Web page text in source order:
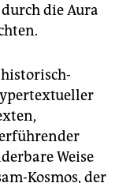
die Aura
Weise
Kosmos, der